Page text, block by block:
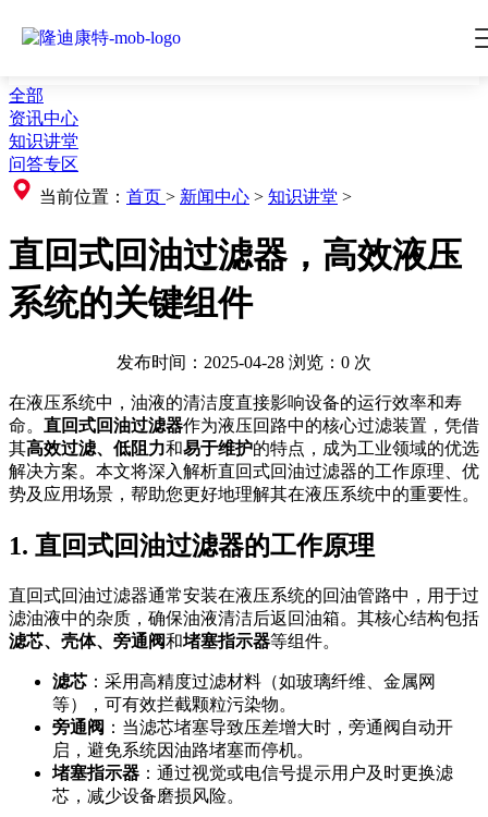
全部
资讯中心
知识讲堂
问答专区
当前位置： 首页 > 新闻中心 > 知识讲堂 >
直回式回油过滤器，高效液压
系统的关键组件
发布时间：2025-04-28 浏览： 0 次
在液压系统中，油液的清洁度直接影响设备的运行效率和寿
命。 直回式回油过滤器作为液压回路中的核心过滤装置，凭借
其高效过滤、低阻力和易于维护的特点，成为工业领域的优选
解决方案。本文将深入解析直回式回油过滤器的工作原理、优
势及应用场景，帮助您更好地理解其在液压系统中的重要性。
1. 直回式回油过滤器的工作原理
直回式回油过滤器通常安装在液压系统的回油管路中，用于过
滤油液中的杂质，确保油液清洁后返回油箱。其核心结构包括
滤芯、壳体、旁通阀和堵塞指示器等组件。
滤芯 ：采用高精度过滤材料（如玻璃纤维、金属网
等），可有效拦截颗粒污染物。
旁通阀 ：当滤芯堵塞导致压差增大时，旁通阀自动开
启，避免系统因油路堵塞而停机。
堵塞指示器 ：通过视觉或电信号提示用户及时更换滤
芯，减少设备磨损风险。